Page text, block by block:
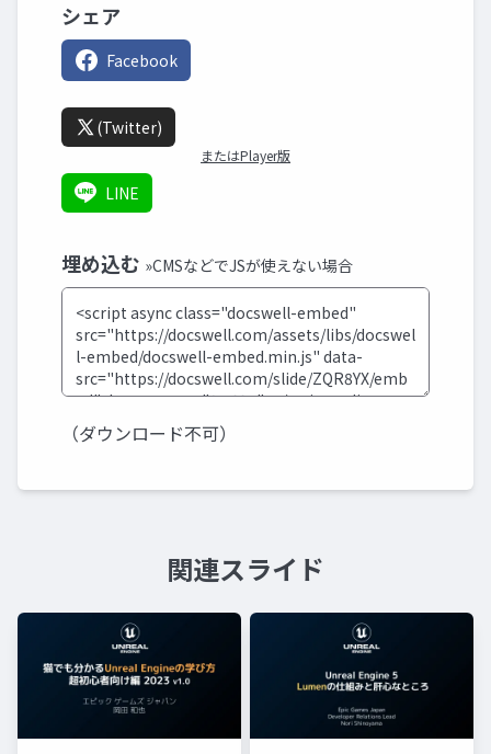
シェア
Facebook
(Twitter)
またはPlayer版
LINE
埋め込む »CMSなどでJSが使えない場合
（ダウンロード不可）
関連スライド